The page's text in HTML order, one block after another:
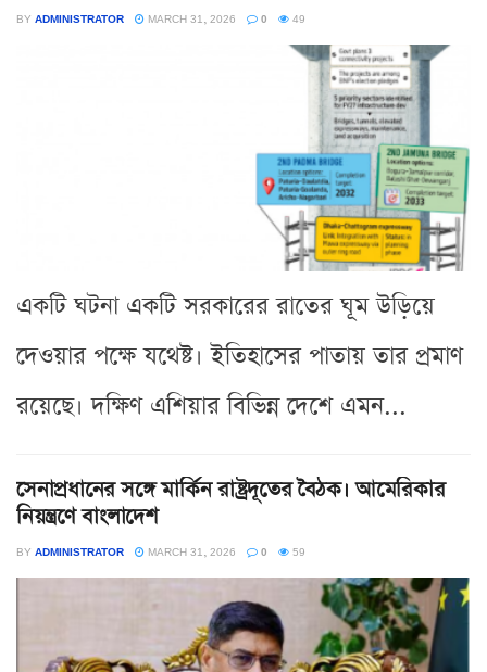
BY ADMINISTRATOR MARCH 31, 2026 0 49
একটি ঘটনা একটি সরকারের রাতের ঘূম উড়িয়ে
দেওয়ার পক্ষে যথেষ্ট। ইতিহাসের পাতায় তার প্রমাণ
রয়েছে। দক্ষিণ এশিয়ার বিভিন্ন দেশে এমন...
সেনাপ্রধানের সঙ্গে মার্কিন রাষ্ট্রদূতের বৈঠক। আমেরিকার
নিয়ন্ত্রণে বাংলাদেশ
BY ADMINISTRATOR MARCH 31, 2026 0 59